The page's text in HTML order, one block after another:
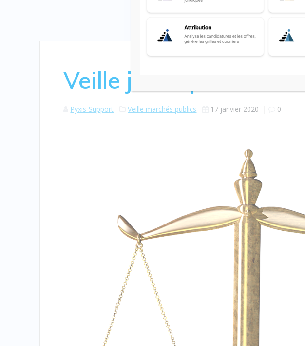
Veille juridique
Pyxis-Support Veille marchés publics 17 janvier 2020 | 0